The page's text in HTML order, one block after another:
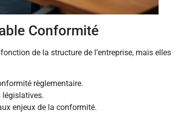
Conformité
de la structure de l’entreprise, mais elles
règlementaire.
législatives.
enjeux de la conformité.